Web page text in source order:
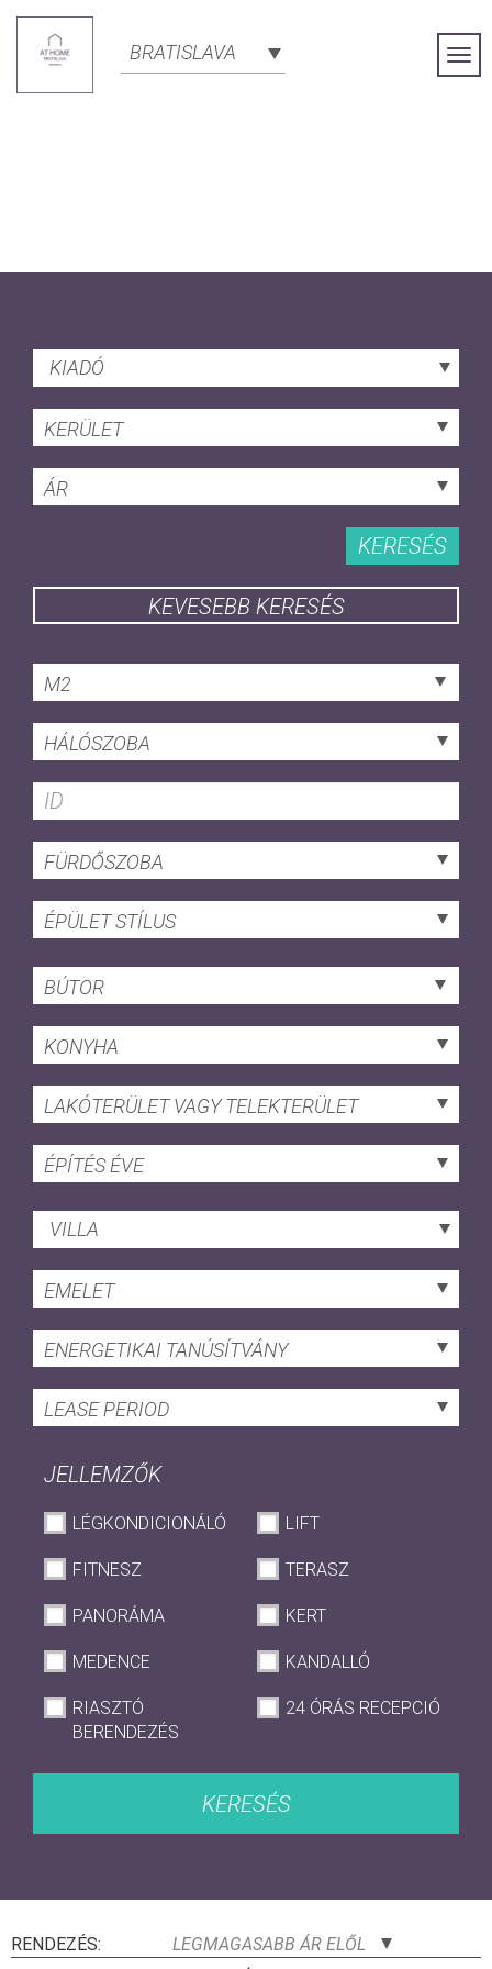
BRATISLAVA
KIADÓ
KERÜLET
ÁR
KERESÉS
KEVESEBB KERESÉS
M2
HÁLÓSZOBA
FÜRDŐSZOBA
ÉPÜLET STÍLUS
BÚTOR
KONYHA
LAKÓTERÜLET VAGY TELEKTERÜLET
ÉPÍTÉS ÉVE
VILLA
EMELET
ENERGETIKAI TANÚSÍTVÁNY
LEASE PERIOD
JELLEMZŐK
LÉGKONDICIONÁLÓ LIFT
FITNESZ TERASZ
PANORÁMA KERT
MEDENCE KANDALLÓ
RIASZTÓ
BERENDEZÉS
24 ÓRÁS RECEPCIÓ
KERESÉS
RENDEZÉS:
LEGMAGASABB ÁR ELŐL